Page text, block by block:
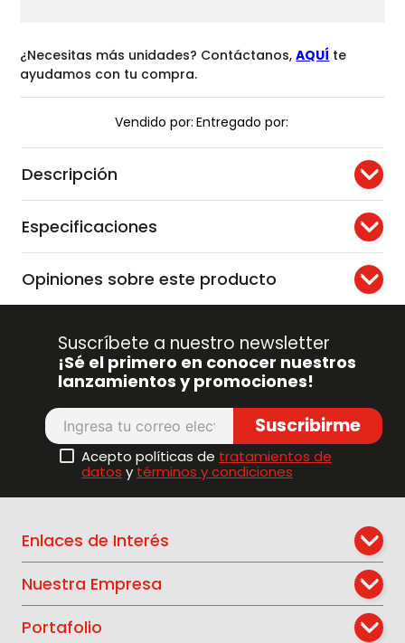
¿Necesitas más unidades? Contáctanos,AQUÍ te
ayudamos con tu compra.
Vendido por: Entregado por:
Descripción
Especificaciones
Opiniones sobre este producto
Suscríbete a nuestro newsletter
¡Sé el primero en conocer nuestros
lanzamientos y promociones!
Suscribirme
Acepto políticas de tratamientos de
datos y términos y condiciones
Enlaces de Interés
Nuestra Empresa
Portafolio